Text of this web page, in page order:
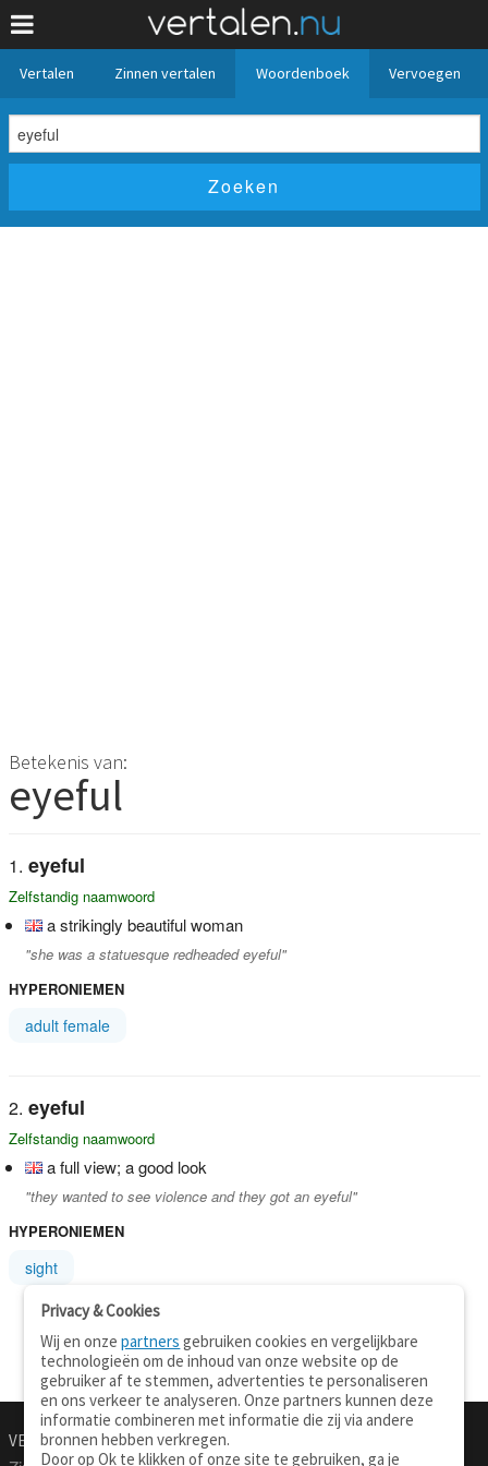
Vertalen Zinnen vertalen Woordenboek Vervoegen
Betekenis van:
eyeful
eyeful
Zelfstandig naamwoord
a strikingly beautiful woman
"she was a statuesque redheaded eyeful"
HYPERONIEMEN
adult female
eyeful
Zelfstandig naamwoord
a full view; a good look
"they wanted to see violence and they got an eyeful"
HYPERONIEMEN
sight
VERTALEN.NU
Privacy & Cookies
Wij en onzepartners gebruiken cookies en vergelijkbare
technologieën om de inhoud van onze website op de
gebruiker af te stemmen, advertenties te personaliseren
en ons verkeer te analyseren. Onze partners kunnen deze
informatie combineren met informatie die zij via andere
bronnen hebben verkregen.
Door op Ok te klikken of onze site te gebruiken, ga je